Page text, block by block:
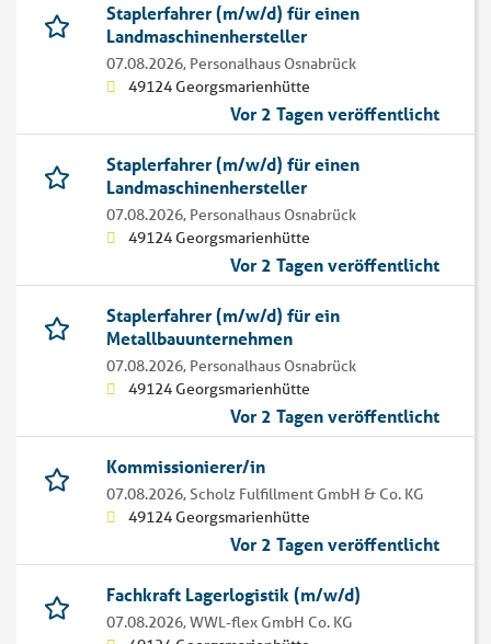
Staplerfahrer (m/w/d) für einen
Landmaschinenhersteller
07.08.2026, Personalhaus Osnabrück
49124 Georgsmarienhütte
Vor 2 Tagen veröffentlicht
Staplerfahrer (m/w/d) für einen
Landmaschinenhersteller
07.08.2026, Personalhaus Osnabrück
49124 Georgsmarienhütte
Vor 2 Tagen veröffentlicht
Staplerfahrer (m/w/d) für ein
Metallbauunternehmen
07.08.2026, Personalhaus Osnabrück
49124 Georgsmarienhütte
Vor 2 Tagen veröffentlicht
Kommissionierer/in
07.08.2026,Scholz Fulfillment GmbH & Co. KG
49124 Georgsmarienhütte
Vor 2 Tagen veröffentlicht
Fachkraft Lagerlogistik (m/w/d)
07.08.2026,WWL-flex GmbH Co. KG